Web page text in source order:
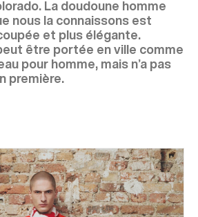
La doudoune homme
nous la connaissons est
et plus élégante.
être portée en ville comme
pour homme, mais n’a pas
première.